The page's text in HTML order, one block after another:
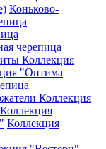
Коньково-
черепица
Коллекция
"Оптима
Коллекция
Коллекция
Коллекция